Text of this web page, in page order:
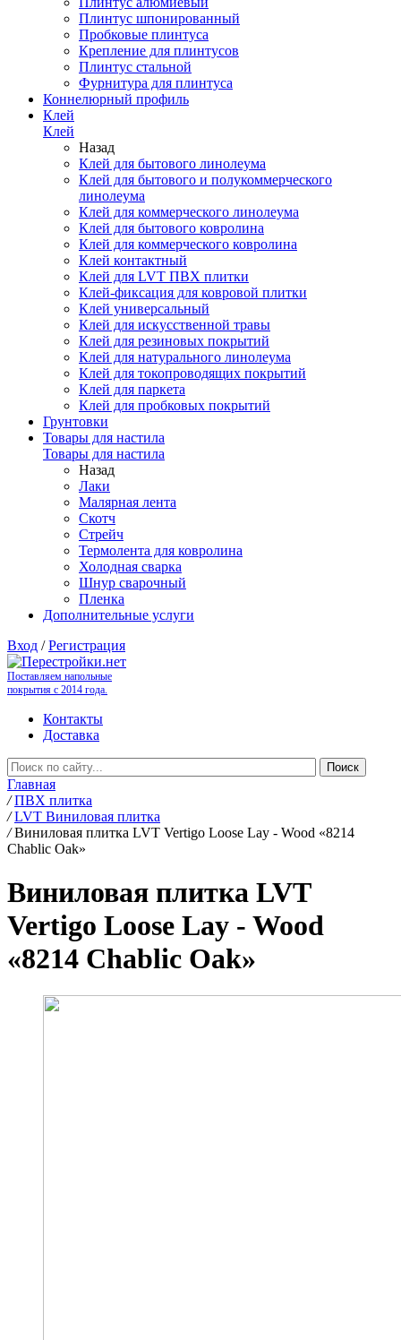
Плинтус шпонированный
Пробковые плинтуса
Крепление для плинтусов
Плинтус стальной
Фурнитура для плинтуса
Коннелюрный профиль
Клей
Клей
Назад
Клей для бытового линолеума
Клей для бытового и полукоммерческого
линолеума
Клей для коммерческого линолеума
Клей для бытового ковролина
Клей для коммерческого ковролина
Клей контактный
Клей для LVT ПВХ плитки
Клей-фиксация для ковровой плитки
Клей универсальный
Клей для искусственной травы
Клей для резиновых покрытий
Клей для натурального линолеума
Клей для токопроводящих покрытий
Клей для паркета
Клей для пробковых покрытий
Грунтовки
Товары для настила
Товары для настила
Назад
Лаки
Малярная лента
Скотч
Стрейч
Термолента для ковролина
Холодная сварка
Шнур сварочный
Пленка
Дополнительные услуги
Вход /Регистрация
Поставляем напольные
покрытия с 2014 года.
Контакты
Доставка
Главная
/ ПВХ плитка
/ LVT Виниловая плитка
/ Виниловая плитка LVT Vertigo Loose Lay - Wood «8214
Chablic Oak»
Виниловая плитка LVT
Vertigo Loose Lay - Wood
«8214 Chablic Oak»